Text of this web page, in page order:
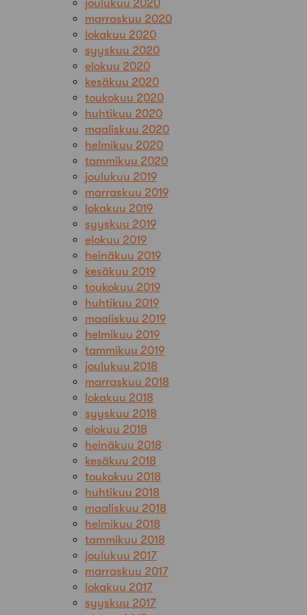
joulukuu 2020
marraskuu 2020
lokakuu 2020
syyskuu 2020
elokuu 2020
kesäkuu 2020
toukokuu 2020
huhtikuu 2020
maaliskuu 2020
helmikuu 2020
tammikuu 2020
joulukuu 2019
marraskuu 2019
lokakuu 2019
syyskuu 2019
elokuu 2019
heinäkuu 2019
kesäkuu 2019
toukokuu 2019
huhtikuu 2019
maaliskuu 2019
helmikuu 2019
tammikuu 2019
joulukuu 2018
marraskuu 2018
lokakuu 2018
syyskuu 2018
elokuu 2018
heinäkuu 2018
kesäkuu 2018
toukokuu 2018
huhtikuu 2018
maaliskuu 2018
helmikuu 2018
tammikuu 2018
joulukuu 2017
marraskuu 2017
lokakuu 2017
syyskuu 2017